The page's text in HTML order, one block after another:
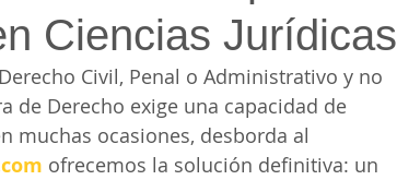
Ciencias Jurídicas
Civil, Penal o Administrativo y no
de Derecho exige una capacidad de
muchas ocasiones, desborda al
ofrecemos la solución definitiva: un